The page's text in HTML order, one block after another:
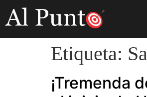
Etiqueta:
¡Tremenda